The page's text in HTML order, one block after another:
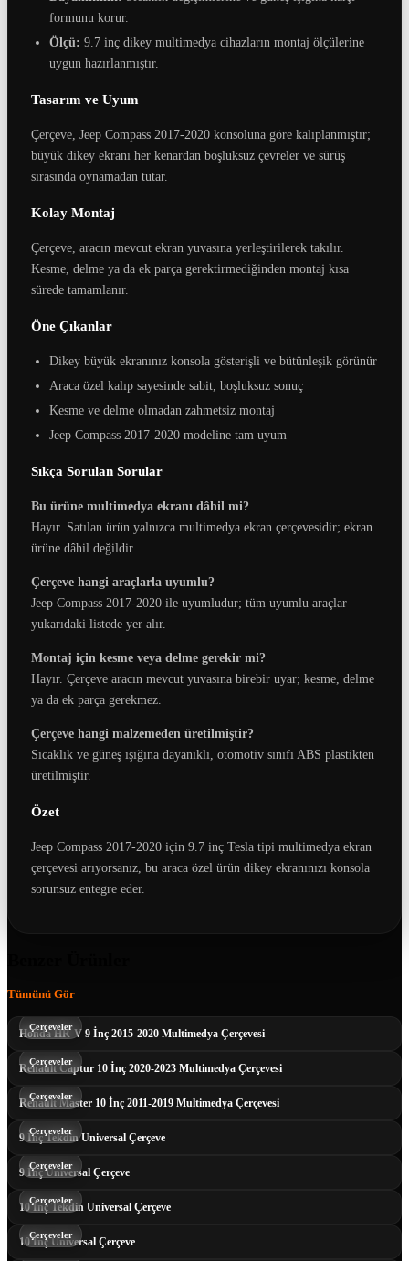
formunu korur.
Ölçü: 9.7 inç dikey multimedya cihazların montaj ölçülerine
uygun hazırlanmıştır.
Tasarım ve Uyum
Çerçeve, Jeep Compass 2017-2020 konsoluna göre kalıplanmıştır;
büyük dikey ekranı her kenardan boşluksuz çevreler ve sürüş
sırasında oynamadan tutar.
Kolay Montaj
Çerçeve, aracın mevcut ekran yuvasına yerleştirilerek takılır.
Kesme, delme ya da ek parça gerektirmediğinden montaj kısa
sürede tamamlanır.
Öne Çıkanlar
Dikey büyük ekranınız konsola gösterişli ve bütünleşik görünür
Araca özel kalıp sayesinde sabit, boşluksuz sonuç
Kesme ve delme olmadan zahmetsiz montaj
Jeep Compass 2017-2020 modeline tam uyum
Sıkça Sorulan Sorular
Bu ürüne multimedya ekranı dâhil mi?
Hayır. Satılan ürün yalnızca multimedya ekran çerçevesidir; ekran
ürüne dâhil değildir.
Çerçeve hangi araçlarla uyumlu?
Jeep Compass 2017-2020 ile uyumludur; tüm uyumlu araçlar
yukarıdaki listede yer alır.
Montaj için kesme veya delme gerekir mi?
Hayır. Çerçeve aracın mevcut yuvasına birebir uyar; kesme, delme
ya da ek parça gerekmez.
Çerçeve hangi malzemeden üretilmiştir?
Sıcaklık ve güneş ışığına dayanıklı, otomotiv sınıfı ABS plastikten
üretilmiştir.
Özet
Jeep Compass 2017-2020 için 9.7 inç Tesla tipi multimedya ekran
çerçevesi arıyorsanız, bu araca özel ürün dikey ekranınızı konsola
sorunsuz entegre eder.
Tümünü Gör
Honda HR-V 9 İnç 2015-2020 Multimedya Çerçevesi
Çerçeveler
Renault Captur 10 İnç 2020-2023 Multimedya Çerçevesi
Çerçeveler
Renault Master 10 İnç 2011-2019 Multimedya Çerçevesi
Çerçeveler
9 İnç Tekdin Universal Çerçeve
Çerçeveler
9 İnç Universal Çerçeve
Çerçeveler
10 İnç Tekdin Universal Çerçeve
Çerçeveler
10 İnç Universal Çerçeve
Çerçeveler